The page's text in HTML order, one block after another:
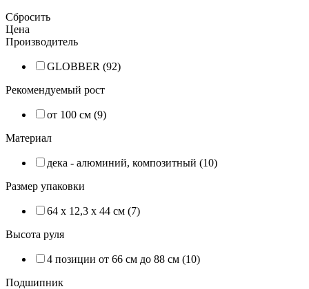
Сбросить
Цена
Производитель
GLOBBER (92)
Рекомендуемый рост
от 100 см (9)
Материал
дека - алюминий, композитный (10)
Размер упаковки
64 x 12,3 x 44 см (7)
Высота руля
4 позиции от 66 см до 88 см (10)
Подшипник